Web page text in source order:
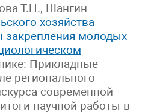
Т.Н., Шангин
хозяйства
закрепления молодых
Прикладные
регионального
современной
научной работы в